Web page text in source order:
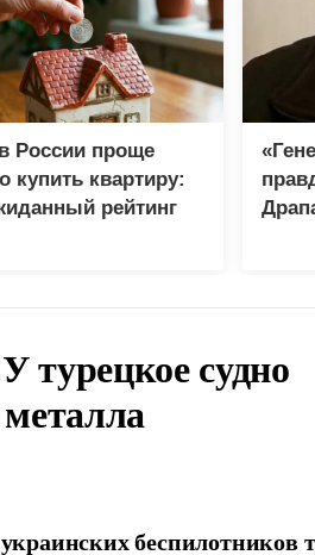
России проще
купить квартиру:
рейтинг
судно
беспилотников